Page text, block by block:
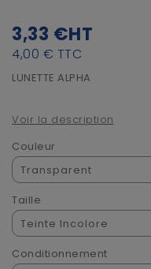
3,33 €HT
4,00 € TTC
LUNETTE ALPHA
Voir la description
Couleur
Taille
Conditionnement